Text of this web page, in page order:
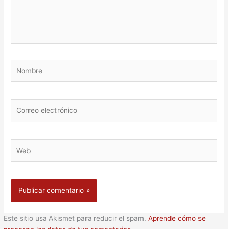
electrónico
Este sitio usa Akismet para reducir el spam.Aprende cómo se